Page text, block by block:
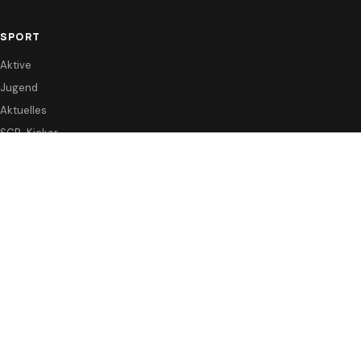
SPORT
Aktive
Jugend
Aktuelles
SCR-Kicker